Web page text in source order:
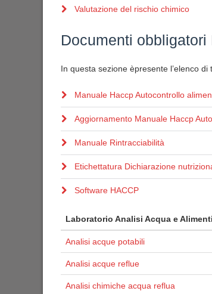
Valutazione del rischio chimico
Documenti
In questa sezione èpresente l’elenco
Manuale Haccp Autocontrollo
Aggiornamento Manuale Haccp
Manuale Rintracciabilità
Etichettatura Dichiarazione
Software HACCP
Laboratorio Analisi Acqua e Alimenti
Analisi acque potabili
Analisi acque reflue
Analisi chimiche acqua reflua